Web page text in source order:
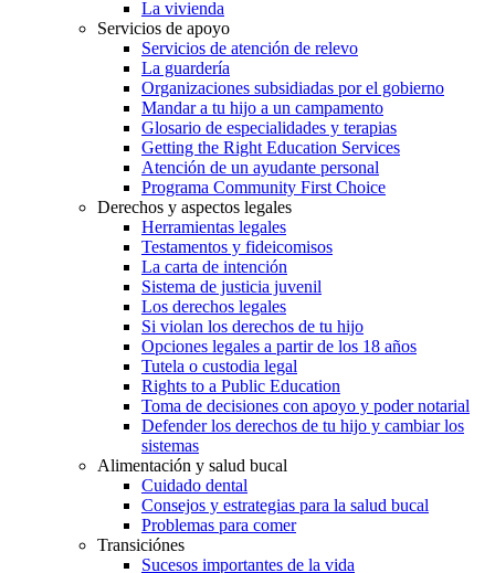
La vivienda
Servicios de apoyo
Servicios de atención de relevo
La guardería
Organizaciones subsidiadas por el gobierno
Mandar a tu hijo a un campamento
Glosario de especialidades y terapias
Getting the Right Education Services
Atención de un ayudante personal
Programa Community First Choice
Derechos y aspectos legales
Herramientas legales
Testamentos y fideicomisos
La carta de intención
Sistema de justicia juvenil
Los derechos legales
Si violan los derechos de tu hijo
Opciones legales a partir de los 18 años
Tutela o custodia legal
Rights to a Public Education
Toma de decisiones con apoyo y poder notarial
Defender los derechos de tu hijo y cambiar los
sistemas
Alimentación y salud bucal
Cuidado dental
Consejos y estrategias para la salud bucal
Problemas para comer
Transiciónes
Sucesos importantes de la vida